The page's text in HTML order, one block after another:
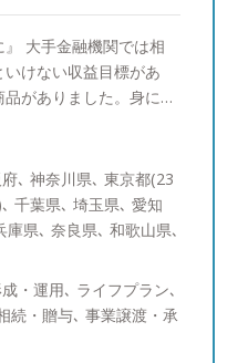
』 大手金融機関では相
けない収益目標があ
がありました。身に付
れず、一度は運用の仕
立系アドバイザーとし
内容を聞くにつれ、こ
事ができるかもしれな
至ります。 担当をさせ
関して私が知っている
ています。誠実で信頼
めに行動してくれる、そ
いと思っています。 ◆
､ 神奈川県､ 東京都(23
千葉県､ 埼玉県､ 愛知
県､ 奈良県､ 和歌山県､
・運用､ ライフプラン､
続・贈与､ 事業譲渡・承